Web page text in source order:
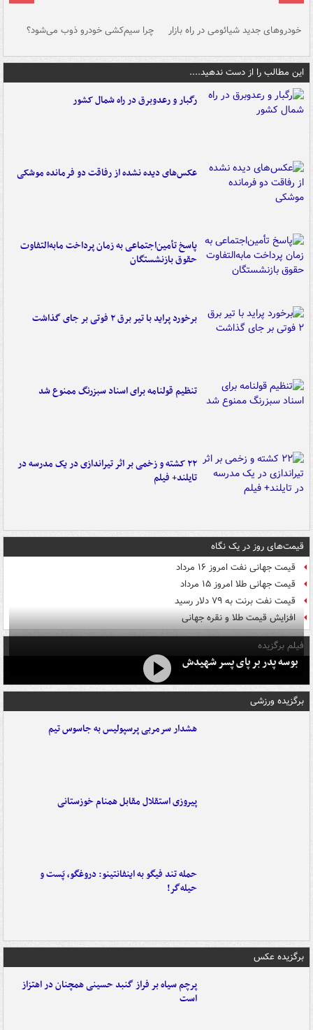
خودروهای جدید شیائومی در راه بازار چرا سیم‌کشی خودرو ذوب می‌شود؟
این مطالب را از دست ندهید....
رگبار و رعدوبرق در راه شمال کشور
عکس‌های دیده نشده از رفاقت دو فرمانده‌ موشکی
پاسخ تأمین‌اجتماعی به زمان پرداخت مابه‌التفاوت
حقوق بازنشستگان
برخورد پراید با تیر برق ۲ فوتی بر جای گذاشت
تنظیم قولنامه برای اسناد سبزرنگ ممنوع شد
۲۲ کشته و زخمی بر اثر تیراندازی در یک مدرسه در
تایلند+ فیلم
قیمت‌های روز در یک نگاه
قیمت جهانی نفت امروز ۱۶ مرداد
قیمت جهانی طلا امروز ۱۵ مرداد
قیمت نفت برنت به ۷۹ دلار رسید
افزایش قیمت طلا و نقره جهانی
فیلم برگزیده
بوسه‌ پدر بر پای پسر شهیدش
برگزیده ورزشی
هشدار سرمربی پرسپولیس به جاسوس تیم
پیروزی استقلال مقابل همنام خوزستانی
حمله تند فیگو به اینفانتینو: دروغگو، پَست‌ و
حیله‌گر!
برگزیده عکس
پرچم سیاه بر فراز گنبد حسینی همچنان در اهتزاز
است